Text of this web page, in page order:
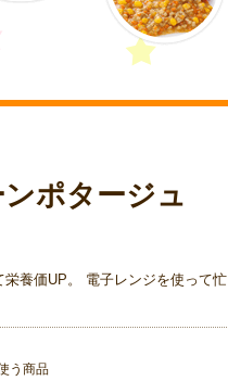
ポタージュ
養価UP。 電子レンジを使って忙
う商品